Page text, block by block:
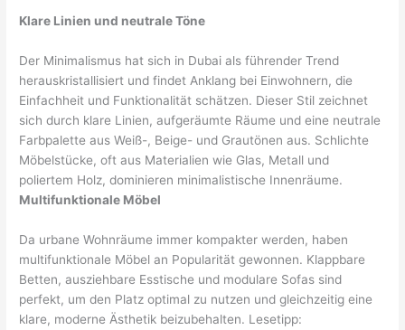
Klare Linien und neutrale Töne
Der Minimalismus hat sich in Dubai als führender Trend
herauskristallisiert und findet Anklang bei Einwohnern, die
Einfachheit und Funktionalität schätzen. Dieser Stil zeichnet
sich durch klare Linien, aufgeräumte Räume und eine neutrale
Farbpalette aus Weiß-, Beige- und Grautönen aus. Schlichte
Möbelstücke, oft aus Materialien wie Glas, Metall und
poliertem Holz, dominieren minimalistische Innenräume.
Multifunktionale Möbel
Da urbane Wohnräume immer kompakter werden, haben
multifunktionale Möbel an Popularität gewonnen. Klappbare
Betten, ausziehbare Esstische und modulare Sofas sind
perfekt, um den Platz optimal zu nutzen und gleichzeitig eine
klare, moderne Ästhetik beizubehalten. Lesetipp: